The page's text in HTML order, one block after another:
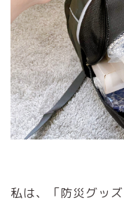
私は、「防災グッ